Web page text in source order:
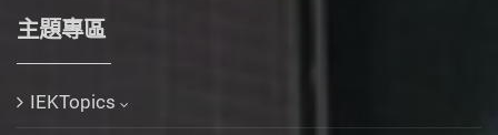
主題專區
IEKTopics